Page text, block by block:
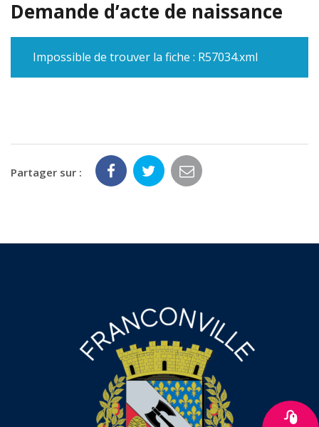
Demande d’acte de naissance
Impossible de trouver la fiche : R57034.xml
Partager sur :